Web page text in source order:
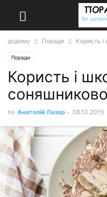
додому Поради Користь
Поради
Користь і
по Анатолій Лазар - 08.10.2015